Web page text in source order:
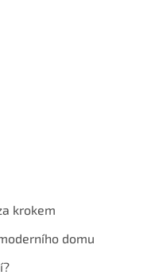
krokem
domu